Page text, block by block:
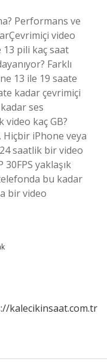
Performans ve
video
pili kaç saat
Farklı
13 ile 19 saate
kadar çevrimiçi
ses
kaç GB?
Hiçbir iPhone veya
saatlik bir video
30FPS yaklaşık
bu kadar
bir video
kalecikinsaat.com.tr